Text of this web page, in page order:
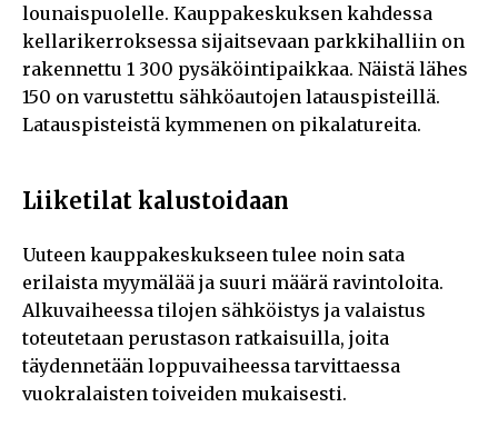
lounaispuolelle. Kauppakeskuksen kahdessa
kellarikerroksessa sijaitsevaan parkkihalliin on
rakennettu 1 300 pysäköintipaikkaa. Näistä lähes
150 on varustettu sähköautojen latauspisteillä.
Latauspisteistä kymmenen on pikalatureita.
Liiketilat kalustoidaan
Uuteen kauppakeskukseen tulee noin sata
erilaista myymälää ja suuri määrä ravintoloita.
Alkuvaiheessa tilojen sähköistys ja valaistus
toteutetaan perustason ratkaisuilla, joita
täydennetään loppuvaiheessa tarvittaessa
vuokralaisten toiveiden mukaisesti.